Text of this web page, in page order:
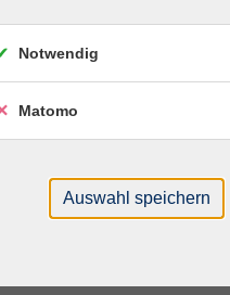
Notwendig
Matomo
Auswahl speichern